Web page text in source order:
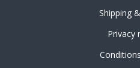
Shipping
Privacy